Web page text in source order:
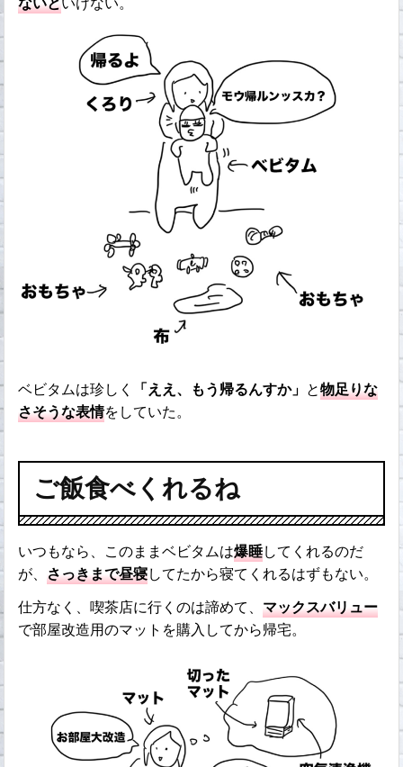
ベビタムは珍しく 「ええ、もう帰るんすか」 と物足りな
さそうな表情をしていた。
ご飯食べくれるね
いつもなら、このままベビタムは爆睡してくれるのだ
が、さっきまで昼寝してたから寝てくれるはずもない。
仕方なく、喫茶店に行くのは諦めて、マックスバリュー
で部屋改造用のマットを購入してから帰宅。